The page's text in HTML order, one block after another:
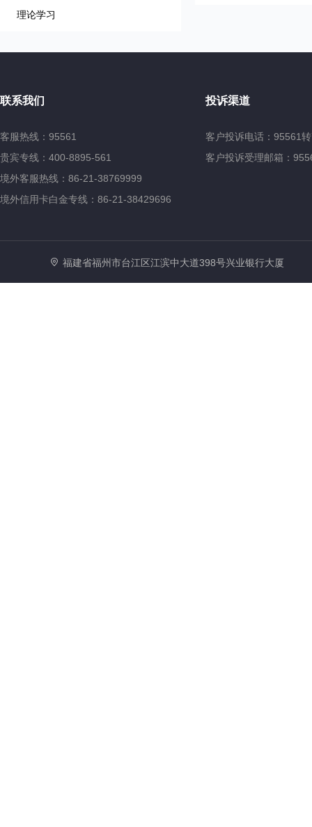
理论学习
联系我们
客服热线：95561
贵宾专线：400-8895-561
境外客服热线：86-21-38769999
境外信用卡白金专线：86-21-38429696
投诉渠道
客户投诉电话：95561
客户投诉受理邮箱：
福建省福州市台江区江滨中大道398号兴业银行大厦